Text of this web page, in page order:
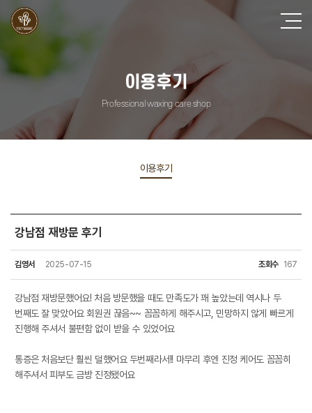
이용후기
Professional waxing care shop
이용후기
강남점 재방문 후기
김영서 2025-07-15 조회수 167
강남점 재방문했어요! 처음 방문했을 때도 만족도가 꽤 높았는데 역시나 두
번째도 잘 맞았어요 회원권 끊음~~ 꼼꼼하게 해주시고, 민망하지 않게 빠르게
진행해 주셔서 불편함 없이 받을 수 있었어요
통증은 처음보단 훨씬 덜했어요 두번째라서!! 마무리 후엔 진정 케어도 꼼꼼히
해주셔서 피부도 금방 진정됐어요